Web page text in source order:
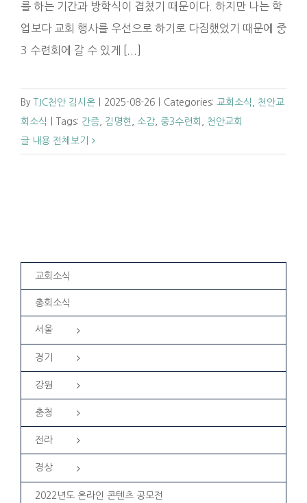
를 하는 기간과 방학식이 겹쳤기 때문이다. 하지만 나는 학
업보다 교회 행사를 우선으로 하기로 다짐했었기 때문에 중
3 수련회에 갈 수 있게 [...]
By TJC천안 김시온 2025-08-26 Categories: 교회소식
천안교
회소식
Tags: 간증 김명현 소감 중3수련회
천안교회
글 내용 전체보기
교회소식
총회소식
서울
경기
강원
충청
전라
경상
2022년도 온라인 콘텐츠 공모전